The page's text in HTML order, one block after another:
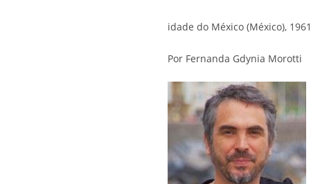
idade do México (México), 1961
Por Fernanda Gdynia Morotti